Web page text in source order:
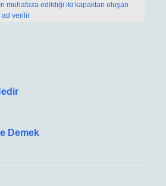
muhafaza edildiği iki kapaktan oluşan
ad verilir
Demek